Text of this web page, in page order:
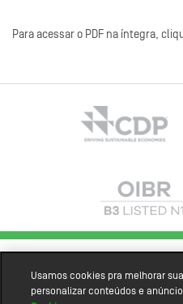
Para acessar o PDF na íntegra,
Usamos cookies pra melhorar
personalizar conteúdos e